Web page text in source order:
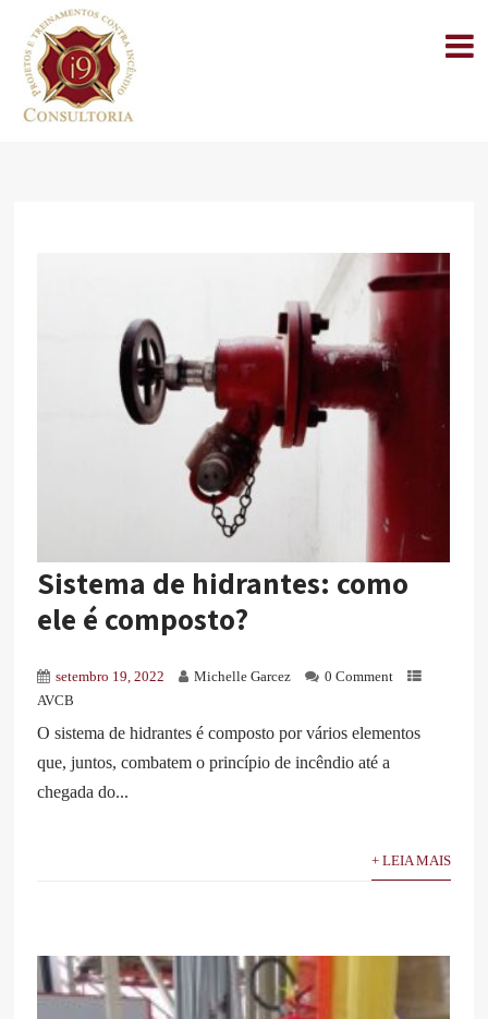
Sistema de hidrantes: como
ele é composto?
setembro 19, 2022 Michelle Garcez
0 Comment
AVCB
O sistema de hidrantes é composto por vários elementos
que, juntos, combatem o princípio de incêndio até a
chegada do...
+ LEIA MAIS